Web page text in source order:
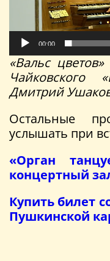
00:00
«Вальс
Чайковского
Дмитрий
Остальные
услышать при
«Орган
концертный
Купить билет
Пушкинской